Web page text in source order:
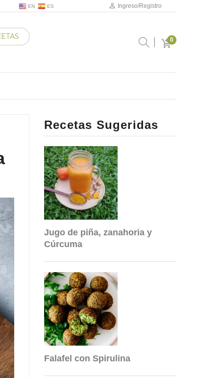
EN ES Ingreso/Registro
0
Recetas Sugeridas
Jugo de piña, zanahoria y
Cúrcuma
Falafel con Spirulina